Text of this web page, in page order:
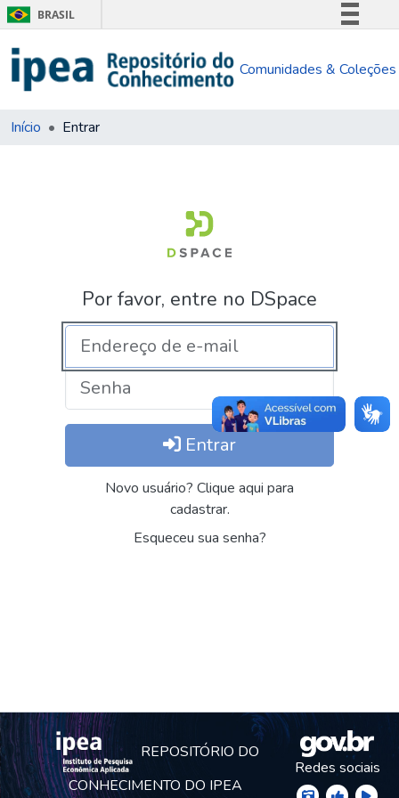
BRASIL
Comunica BR
Comunidades & Coleções
Início Entrar
Por favor, entre no DSpace
Entrar
Novo usuário? Clique aqui para
cadastrar.
Esqueceu sua senha?
REPOSITÓRIO DO
CONHECIMENTO DO IPEA
Redes sociais